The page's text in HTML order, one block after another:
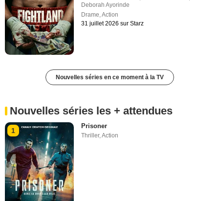
Deborah Ayorinde
Drame,Action
31 juillet 2026 sur Starz
Nouvelles séries en ce moment à la TV
Nouvelles séries les + attendues
1
Prisoner
Thriller,Action